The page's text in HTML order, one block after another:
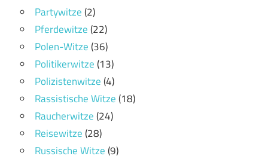
Partywitze(2)
Pferdewitze(22)
Polen-Witze(36)
Politikerwitze(13)
Polizistenwitze(4)
Rassistische Witze(18)
Raucherwitze(24)
Reisewitze(28)
Russische Witze(9)